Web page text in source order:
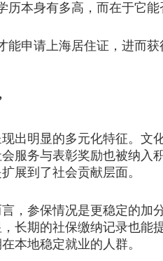
历本身有多高，而在于它
申请上海居住证，进而获
明显的多元化特征。文
服务与表彰奖励也被纳入
展到了社会贡献层面。
参保情况是更稳定的加分
长期的社保缴纳记录也能
本地稳定就业的人群。